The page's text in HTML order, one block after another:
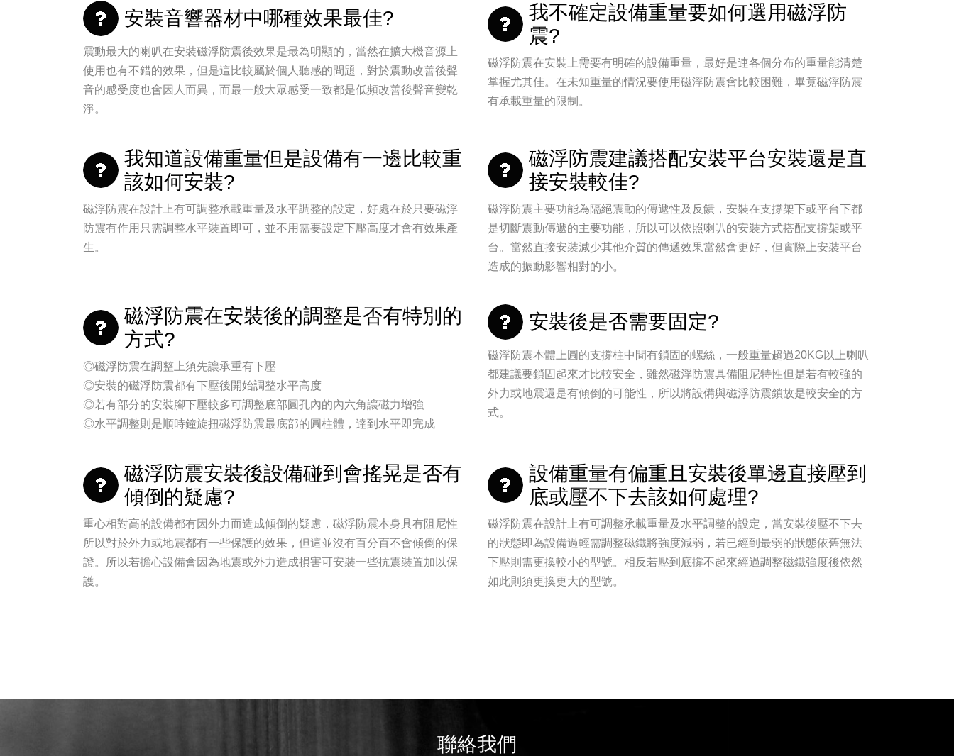
安裝音響器材中哪種效果最佳?
震動最大的喇叭在安裝磁浮防震後效果是最為明顯的，當然在擴大機音源上
使用也有不錯的效果，但是這比較屬於個人聽感的問題，對於震動改善後聲
音的感受度也會因人而異，而最一般大眾感受一致都是低頻改善後聲音變乾
淨。
我不確定設備重量要如何選用磁浮防
震?
磁浮防震在安裝上需要有明確的設備重量，最好是連各個分布的重量能清楚
掌握尤其佳。在未知重量的情況要使用磁浮防震會比較困難，畢竟磁浮防震
有承載重量的限制。
我知道設備重量但是設備有一邊比較重
該如何安裝?
磁浮防震在設計上有可調整承載重量及水平調整的設定，好處在於只要磁浮
防震有作用只需調整水平裝置即可，並不用需要設定下壓高度才會有效果產
生。
磁浮防震建議搭配安裝平台安裝還是直
接安裝較佳?
磁浮防震主要功能為隔絕震動的傳遞性及反饋，安裝在支撐架下或平台下都
是切斷震動傳遞的主要功能，所以可以依照喇叭的安裝方式搭配支撐架或平
台。當然直接安裝減少其他介質的傳遞效果當然會更好，但實際上安裝平台
造成的振動影響相對的小。
磁浮防震在安裝後的調整是否有特別的
方式?
◎磁浮防震在調整上須先讓承重有下壓
◎安裝的磁浮防震都有下壓後開始調整水平高度
◎若有部分的安裝腳下壓較多可調整底部圓孔內的內六角讓磁力增強
◎水平調整則是順時鐘旋扭磁浮防震最底部的圓柱體，達到水平即完成
安裝後是否需要固定?
磁浮防震本體上圓的支撐柱中間有鎖固的螺絲，一般重量超過20KG以上喇叭
都建議要鎖固起來才比較安全，雖然磁浮防震具備阻尼特性但是若有較強的
外力或地震還是有傾倒的可能性，所以將設備與磁浮防震鎖故是較安全的方
式。
磁浮防震安裝後設備碰到會搖晃是否有
傾倒的疑慮?
重心相對高的設備都有因外力而造成傾倒的疑慮，磁浮防震本身具有阻尼性
所以對於外力或地震都有一些保護的效果，但這並沒有百分百不會傾倒的保
證。所以若擔心設備會因為地震或外力造成損害可安裝一些抗震裝置加以保
護。
設備重量有偏重且安裝後單邊直接壓到
底或壓不下去該如何處理?
磁浮防震在設計上有可調整承載重量及水平調整的設定，當安裝後壓不下去
的狀態即為設備過輕需調整磁鐵將強度減弱，若已經到最弱的狀態依舊無法
下壓則需更換較小的型號。相反若壓到底撐不起來經過調整磁鐵強度後依然
如此則須更換更大的型號。
聯絡我們